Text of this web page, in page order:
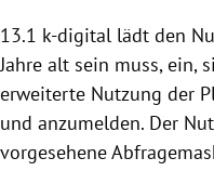
13.1 k-digital lädt den
Jahre alt sein muss, ein,
erweiterte Nutzung der
und anzumelden. Der
vorgesehene